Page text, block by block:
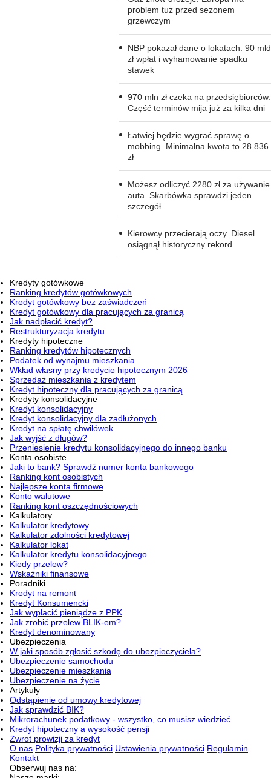
problem tuż przed sezonem
grzewczym
NBP pokazał dane o lokatach: 90 mld
zł wpłat i wyhamowanie spadku
stawek
970 mln zł czeka na przedsiębiorców.
Część terminów mija już za kilka dni
Łatwiej będzie wygrać sprawę o
mobbing. Minimalna kwota to 28 836
zł
Możesz odliczyć 2280 zł za używanie
auta. Skarbówka sprawdzi jeden
szczegół
Kierowcy przecierają oczy. Diesel
osiągnął historyczny rekord
Kredyty gotówkowe
Ranking kredytów gotówkowych
Kredyt gotówkowy bez zaświadczeń
Kredyt gotówkowy dla pracujących za granicą
Jak nadpłacić kredyt?
Restrukturyzacja kredytu
Kredyty hipoteczne
Ranking kredytów hipotecznych
Podatek od wynajmu mieszkania
Wkład własny przy kredycie hipotecznym 2026
Sprzedaż mieszkania z kredytem
Kredyt hipoteczny dla pracujących za granicą
Kredyty konsolidacyjne
Kredyt konsolidacyjny
Kredyt konsolidacyjny dla zadłużonych
Kredyt na spłatę chwilówek
Jak wyjść z długów?
Przeniesienie kredytu konsolidacyjnego do innego banku
Konta osobiste
Jaki to bank? Sprawdź numer konta bankowego
Ranking kont osobistych
Najlepsze konta firmowe
Konto walutowe
Ranking kont oszczędnościowych
Kalkulatory
Kalkulator kredytowy
Kalkulator zdolności kredytowej
Kalkulator lokat
Kalkulator kredytu konsolidacyjnego
Kiedy przelew?
Wskaźniki finansowe
Poradniki
Kredyt na remont
Kredyt Konsumencki
Jak wypłacić pieniądze z PPK
Jak zrobić przelew BLIK-em?
Kredyt denominowany
Ubezpieczenia
W jaki sposób zgłosić szkodę do ubezpieczyciela?
Ubezpieczenie samochodu
Ubezpieczenie mieszkania
Ubezpieczenie na życie
Artykuły
Odstąpienie od umowy kredytowej
Jak sprawdzić BIK?
Mikrorachunek podatkowy - wszystko, co musisz wiedzieć
Kredyt hipoteczny a wysokość pensji
Zwrot prowizji za kredyt
O nas Polityka prywatności Ustawienia prywatności Regulamin
Kontakt
Obserwuj nas na: